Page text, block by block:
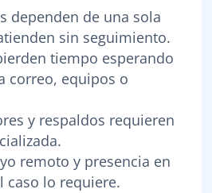
dependen de una sola
sin seguimiento.
tiempo esperando
correo, equipos o
y respaldos requieren
remoto y presencia en
caso lo requiere.